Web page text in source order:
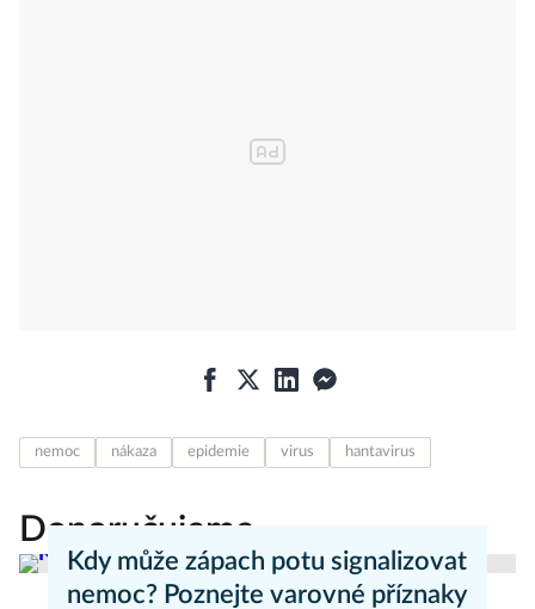
nemoc nákaza epidemie virus hantavirus
Doporučujeme
Kdy může zápach potu signalizovat
nemoc? Poznejte varovné příznaky